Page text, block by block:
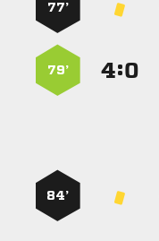
77’
:
79’
84’